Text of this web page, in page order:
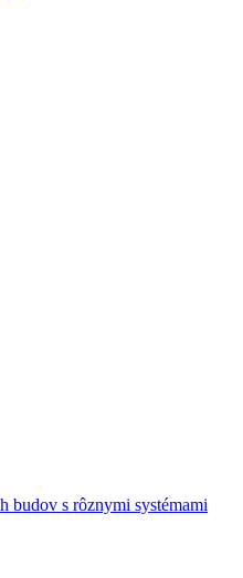
budov s rôznymi systémami